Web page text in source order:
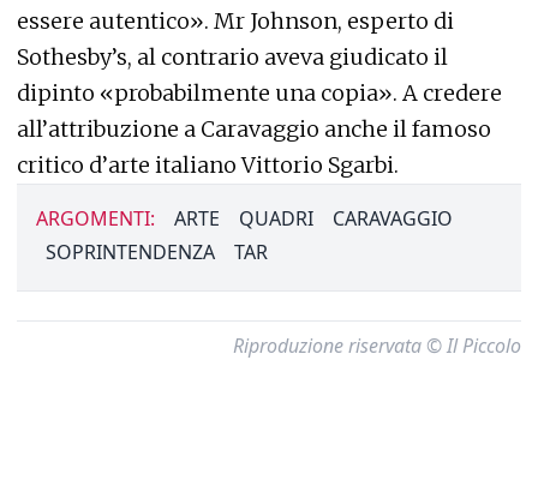
essere autentico». Mr Johnson, esperto di
Sothesby’s, al contrario aveva giudicato il
dipinto «probabilmente una copia». A credere
all’attribuzione a Caravaggio anche il famoso
critico d’arte italiano Vittorio Sgarbi.
ARGOMENTI: ARTE QUADRI
CARAVAGGIO
SOPRINTENDENZA
TAR
Riproduzione riservata © Il Piccolo